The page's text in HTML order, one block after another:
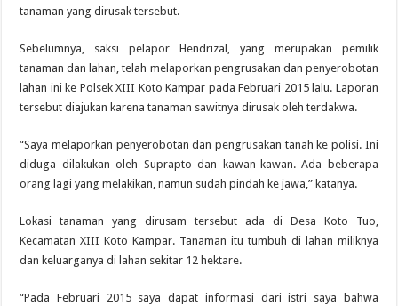
tanaman yang dirusak tersebut.
Sebelumnya, saksi pelapor Hendrizal, yang merupakan pemilik
tanaman dan lahan, telah melaporkan pengrusakan dan penyerobotan
lahan ini ke Polsek XIII Koto Kampar pada Februari 2015 lalu. Laporan
tersebut diajukan karena tanaman sawitnya dirusak oleh terdakwa.
“Saya melaporkan penyerobotan dan pengrusakan tanah ke polisi. Ini
diduga dilakukan oleh Suprapto dan kawan-kawan. Ada beberapa
orang lagi yang melakikan, namun sudah pindah ke jawa,” katanya.
Lokasi tanaman yang dirusam tersebut ada di Desa Koto Tuo,
Kecamatan XIII Koto Kampar. Tanaman itu tumbuh di lahan miliknya
dan keluarganya di lahan sekitar 12 hektare.
“Pada Februari 2015 saya dapat informasi dari istri saya bahwa